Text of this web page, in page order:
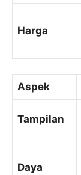
Harga
Aspek
Tampilan
Daya